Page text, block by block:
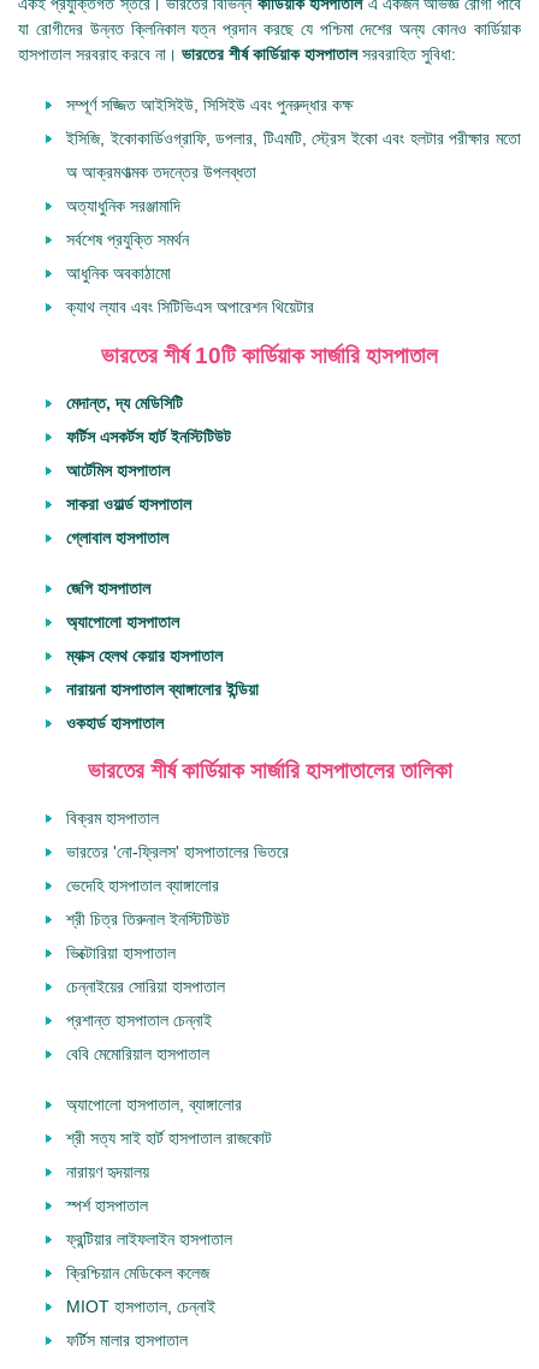
একই প্রযুক্তিগত স্তরে। ভারতের বিভিন্ন কার্ডিয়াক হাসপাতাল এ একজন অভিজ্ঞ রোগী পাবে
যা রোগীদের উন্নত ক্লিনিকাল যত্ন প্রদান করছে যে পশ্চিমা দেশের অন্য কোনও কার্ডিয়াক
হাসপাতাল সরবরাহ করবে না। ভারতের শীর্ষ কার্ডিয়াক হাসপাতালসরবরাহিত সুবিধা:
সম্পূর্ণ সজ্জিত আইসিইউ, সিসিইউ এবং পুনরুদ্ধার কক্ষ
ইসিজি, ইকোকার্ডিওগ্রাফি, ডপলার, টিএমটি, স্ট্রেস ইকো এবং হলটার পরীক্ষার মতো
অ আক্রমণাত্মক তদন্তের উপলব্ধতা
অত্যাধুনিক সরঞ্জামাদি
সর্বশেষ প্রযুক্তি সমর্থন
আধুনিক অবকাঠামো
ক্যাথ ল্যাব এবং সিটিভিএস অপারেশন থিয়েটার
ভারতের শীর্ষ 10টি কার্ডিয়াক সার্জারি হাসপাতাল
মেদান্ত, দ্য মেডিসিটি
ফর্টিস এসকর্টস হার্ট ইনস্টিটিউট
আর্টেমিস হাসপাতাল
সাকরা ওয়ার্ল্ড হাসপাতাল
গ্লোবাল হাসপাতাল
জেপি হাসপাতাল
অ্যাপোলো হাসপাতাল
ম্যাক্স হেলথ কেয়ার হাসপাতাল
নারায়না হাসপাতাল ব্যাঙ্গালোর ইন্ডিয়া
ওকহার্ড হাসপাতাল
ভারতের শীর্ষ কার্ডিয়াক সার্জারি হাসপাতালের তালিকা
বিক্রম হাসপাতাল
ভারতের 'নো-ফ্রিলস' হাসপাতালের ভিতরে
ভেদেহি হাসপাতাল ব্যাঙ্গালোর
শ্রী চিত্র তিরুনাল ইনস্টিটিউট
ভিক্টোরিয়া হাসপাতাল
চেন্নাইয়ের সোরিয়া হাসপাতাল
প্রশান্ত হাসপাতাল চেন্নাই
বেবি মেমোরিয়াল হাসপাতাল
অ্যাপোলো হাসপাতাল, ব্যাঙ্গালোর
শ্রী সত্য সাই হার্ট হাসপাতাল রাজকোট
নারায়ণ হৃদয়ালয়
স্পর্শ হাসপাতাল
ফ্রন্টিয়ার লাইফলাইন হাসপাতাল
ক্রিশ্চিয়ান মেডিকেল কলেজ
MIOT হাসপাতাল, চেন্নাই
ফর্টিস মালার হাসপাতাল